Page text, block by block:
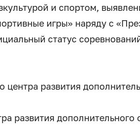
и спортом,
игры» наряду с
статус
развития
развития дополнительного